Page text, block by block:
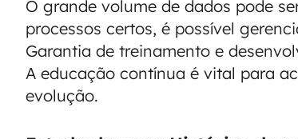
O grande volume de dados pode
processos certos, é possível
Garantia de treinamento e
A educação contínua é vital para
evolução.